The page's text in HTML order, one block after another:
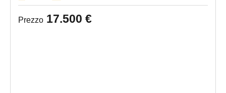
Prezzo 17.500 €